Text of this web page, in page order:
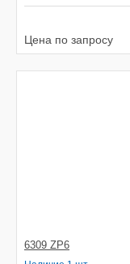
Цена по запросу
6309 ZP6